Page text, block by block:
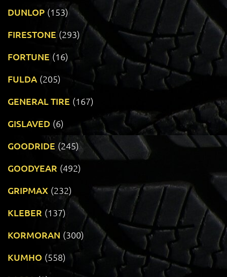
DUNLOP (153)
FIRESTONE (293)
FORTUNE (16)
FULDA (205)
GENERAL TIRE (167)
GISLAVED (6)
GOODRIDE (245)
GOODYEAR (492)
GRIPMAX (232)
KLEBER (137)
KORMORAN (300)
KUMHO (558)